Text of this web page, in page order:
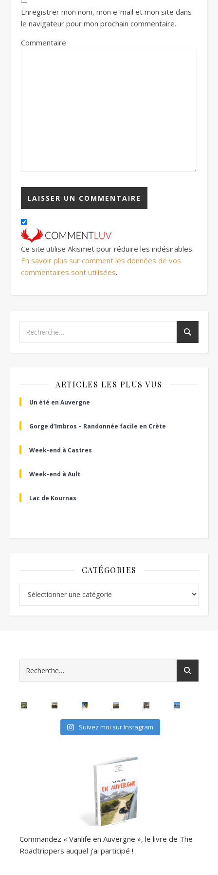
Enregistrer mon nom, mon e-mail et mon site dans
le navigateur pour mon prochain commentaire.
Commentaire
Ce site utilise Akismet pour réduire les indésirables.
En savoir plus sur comment les données de vos
commentaires sont utilisées.
ARTICLES LES PLUS VUS
Un été en Auvergne
Gorge d’Imbros – Randonnée facile en Crète
Week-end à Castres
Week-end à Ault
Lac de Kournas
CATÉGORIES
Suivez moi sur Instagram
Commandez « Vanlife en Auvergne », le livre de The
Roadtrippers auquel j’ai participé !